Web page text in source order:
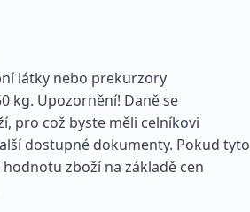
látky nebo prekurzory
kg. Upozornění! Daně se
pro což byste měli celníkovi
dostupné dokumenty. Pokud tyto
zboží na základě cen